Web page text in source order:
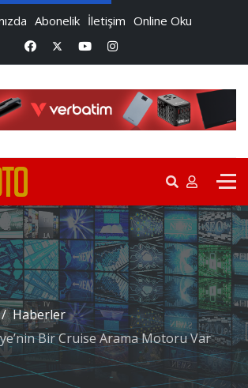
Abonelik İletişim Online Oku
Haberler
Bir Cruise Arama Motoru Var